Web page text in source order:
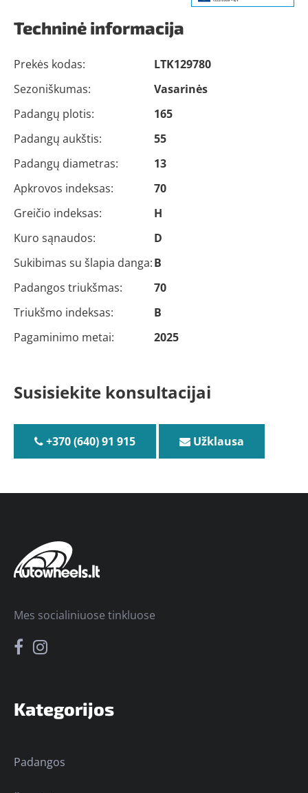
Techninė informacija
Prekės kodas:
LTK129780
Sezoniškumas:
Vasarinės
Padangų plotis:
165
Padangų aukštis:
55
Padangų diametras:
13
Apkrovos indeksas:
70
Greičio indeksas:
H
Kuro sąnaudos:
D
Sukibimas su šlapia danga:B
Padangos triukšmas:
70
Triukšmo indeksas:
B
Pagaminimo metai:
2025
Susisiekite konsultacijai
+370 (640) 91 915 Užklausa
Kategorijos
Padangos
Mes socialiniuose tinkluose